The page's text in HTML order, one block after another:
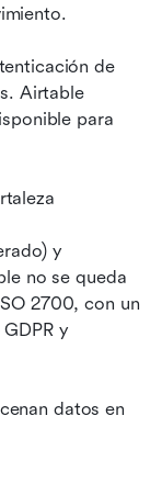
de
Airtable
para
y
no se queda
2700, con un
y
datos en